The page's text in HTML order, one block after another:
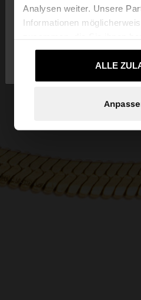
Analysen weiter. Unsere
Informationen
die sie im Rahmen Ihrer
gesammelt haben.ALLE
Deutschland